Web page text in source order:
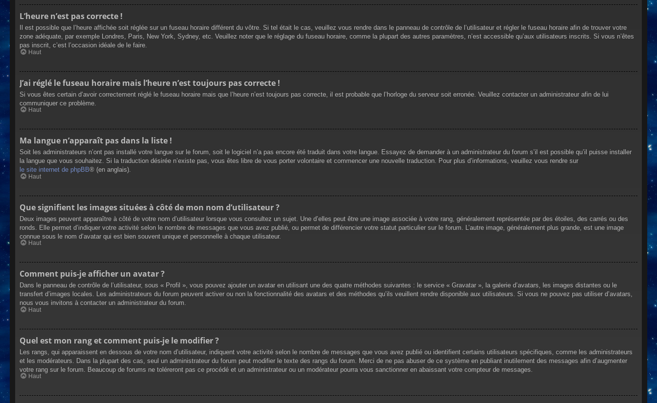
L’heure n’est pas correcte !
Il est possible que l’heure affichée soit réglée sur un fuseau horaire différent du vôtre. Si tel était le cas, veuillez vous rendre dans le panneau de contrôle de l’utilisateur et régler le fuseau horaire afin de trouver votre
zone adéquate, par exemple Londres, Paris, New York, Sydney, etc. Veuillez noter que le réglage du fuseau horaire, comme la plupart des autres paramètres, n’est accessible qu’aux utilisateurs inscrits. Si vous n’êtes
pas inscrit, c’est l’occasion idéale de le faire.
Haut
J’ai réglé le fuseau horaire mais l’heure n’est toujours pas correcte !
Si vous êtes certain d’avoir correctement réglé le fuseau horaire mais que l’heure n’est toujours pas correcte, il est probable que l’horloge du serveur soit erronée. Veuillez contacter un administrateur afin de lui
communiquer ce problème.
Haut
Ma langue n’apparaît pas dans la liste !
Soit les administrateurs n’ont pas installé votre langue sur le forum, soit le logiciel n’a pas encore été traduit dans votre langue. Essayez de demander à un administrateur du forum s’il est possible qu’il puisse installer
la langue que vous souhaitez. Si la traduction désirée n’existe pas, vous êtes libre de vous porter volontaire et commencer une nouvelle traduction. Pour plus d’informations, veuillez vous rendre sur
le site internet de phpBB® (en anglais).
Haut
Que signifient les images situées à côté de mon nom d’utilisateur ?
Deux images peuvent apparaître à côté de votre nom d’utilisateur lorsque vous consultez un sujet. Une d’elles peut être une image associée à votre rang, généralement représentée par des étoiles, des carrés ou des
ronds. Elle permet d’indiquer votre activité selon le nombre de messages que vous avez publié, ou permet de différencier votre statut particulier sur le forum. L’autre image, généralement plus grande, est une image
connue sous le nom d’avatar qui est bien souvent unique et personnelle à chaque utilisateur.
Haut
Comment puis-je afficher un avatar ?
Dans le panneau de contrôle de l’utilisateur, sous « Profil », vous pouvez ajouter un avatar en utilisant une des quatre méthodes suivantes : le service « Gravatar », la galerie d’avatars, les images distantes ou le
transfert d’images locales. Les administrateurs du forum peuvent activer ou non la fonctionnalité des avatars et des méthodes qu’ils veuillent rendre disponible aux utilisateurs. Si vous ne pouvez pas utiliser d’avatars,
nous vous invitons à contacter un administrateur du forum.
Haut
Quel est mon rang et comment puis-je le modifier ?
Les rangs, qui apparaissent en dessous de votre nom d’utilisateur, indiquent votre activité selon le nombre de messages que vous avez publié ou identifient certains utilisateurs spécifiques, comme les administrateurs
et les modérateurs. Dans la plupart des cas, seul un administrateur du forum peut modifier le texte des rangs du forum. Merci de ne pas abuser de ce système en publiant inutilement des messages afin d’augmenter
votre rang sur le forum. Beaucoup de forums ne toléreront pas ce procédé et un administrateur ou un modérateur pourra vous sanctionner en abaissant votre compteur de messages.
Haut